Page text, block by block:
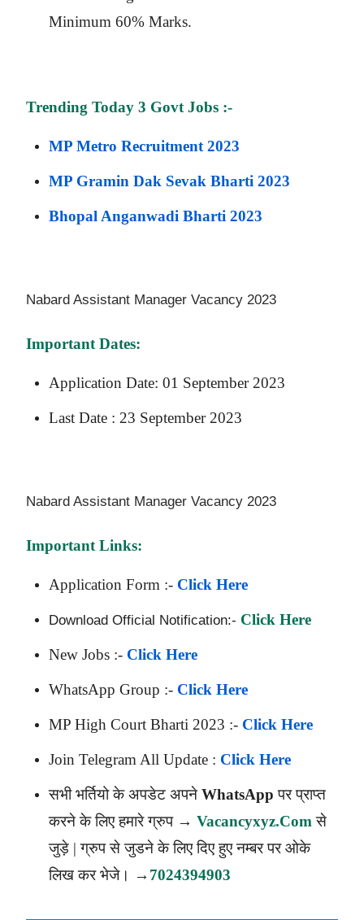
Minimum 60% Marks.
Trending Today 3 Govt Jobs :-
MP Metro Recruitment 2023
MP Gramin Dak Sevak Bharti 2023
Bhopal Anganwadi Bharti 2023
Nabard Assistant Manager Vacancy 2023
Important Dates:
Application Date: 01 September 2023
Last Date : 23 September 2023
Nabard Assistant Manager Vacancy 2023
Important Links:
Application Form :- Click Here
Download Official Notification:- Click Here
New Jobs :- Click Here
WhatsApp Group :- Click Here
MP High Court Bharti 2023 :- Click Here
Join Telegram All Update : Click Here
सभी भर्तियो के अपडेट अपने WhatsApp पर प्राप्त
करने के लिए हमारे ग्रुप → Vacancyxyz.com से
जुड़े | ग्रुप से जुडने के लिए दिए हुए नम्बर पर ओके
लिख कर भेजे। → 7024394903